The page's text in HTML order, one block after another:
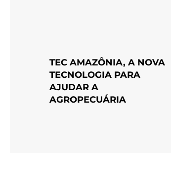
TEC AMAZÔNIA, A NOVA
TECNOLOGIA PARA
AJUDAR A
AGROPECUÁRIA